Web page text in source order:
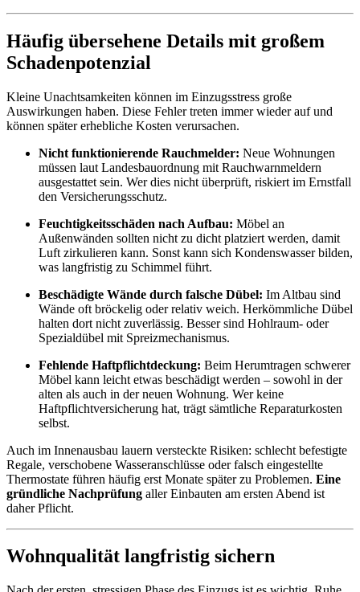
Häufig übersehene Details mit großem
Schadenpotenzial
Kleine Unachtsamkeiten können im Einzugsstress große
Auswirkungen haben. Diese Fehler treten immer wieder auf und
können später erhebliche Kosten verursachen.
Nicht funktionierende Rauchmelder: Neue Wohnungen
müssen laut Landesbauordnung mit Rauchwarnmeldern
ausgestattet sein. Wer dies nicht überprüft, riskiert im Ernstfall
den Versicherungsschutz.
Feuchtigkeitsschäden nach Aufbau: Möbel an
Außenwänden sollten nicht zu dicht platziert werden, damit
Luft zirkulieren kann. Sonst kann sich Kondenswasser bilden,
was langfristig zu Schimmel führt.
Beschädigte Wände durch falsche Dübel: Im Altbau sind
Wände oft bröckelig oder relativ weich. Herkömmliche Dübel
halten dort nicht zuverlässig. Besser sind Hohlraum- oder
Spezialdübel mit Spreizmechanismus.
Fehlende Haftpflichtdeckung: Beim Herumtragen schwerer
Möbel kann leicht etwas beschädigt werden – sowohl in der
alten als auch in der neuen Wohnung. Wer keine
Haftpflichtversicherung hat, trägt sämtliche Reparaturkosten
selbst.
Auch im Innenausbau lauern versteckte Risiken: schlecht befestigte
Regale, verschobene Wasseranschlüsse oder falsch eingestellte
Thermostate führen häufig erst Monate später zu Problemen. Eine
gründliche Nachprüfung aller Einbauten am ersten Abend ist
daher Pflicht.
Wohnqualität langfristig sichern